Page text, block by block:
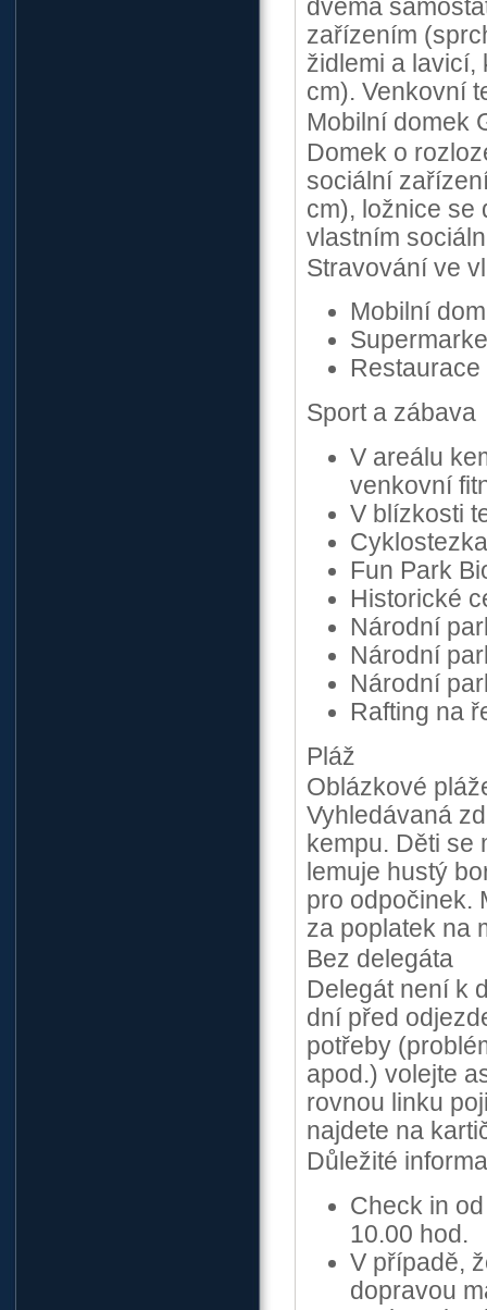
dvěma
zařízením
židlemi a lavicí,
cm). Venkovní
Mobilní domek
Domek o
sociální
cm), ložnice se
vlastním
Stravování ve
Mobilní
Sport a zábava
V areálu
venkovní
V blízkosti
Fun Park
Historické
Národní
Národní
Národní
Rafting na
Pláž
Oblázkové
Vyhledávaná
kempu. Děti se
lemuje hustý
pro odpočinek.
za poplatek na
Bez delegáta
Delegát není k
dní před
potřeby
apod.) volejte
rovnou linku
najdete na
Důležité
Check in
10.00 hod.
V případě,
dopravou